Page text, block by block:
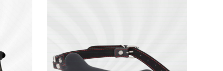
lợi."
thăng hoa khó quên. Hãy để Chúng tôi